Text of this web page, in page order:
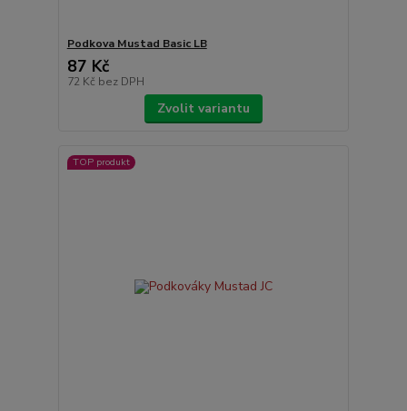
Podkova Mustad Basic LB
87 Kč
72 Kč bez DPH
Zvolit variantu
TOP produkt